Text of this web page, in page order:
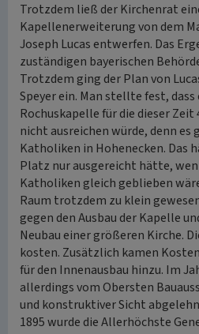
Trotzdem ließ der Kirchenrat
Kapellenerweiterung von dem
Joseph Lucas entwerfen. Das
zuständigen bayerischen
Trotzdem ging der Plan von
Speyer ein. Man stellte fest,
Rochuskapelle für die dieser Zeit
nicht ausreichen würde, denn es
Katholiken in Hohenecken. Das
Platz nur ausgereicht hätte,
Katholiken gleich geblieben
Raum trotzdem zu klein
gegen den Ausbau der Kapelle
Neubau einer größeren Kirche.
kosten. Zusätzlich kamen
für den Innenausbau hinzu. Im
allerdings vom Obersten
und konstruktiver Sicht
1895 wurde die Allerhöchste